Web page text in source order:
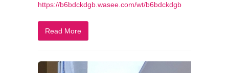
https://b6bdckdgb.wasee.com/wt/b6bdckdgb
Read More